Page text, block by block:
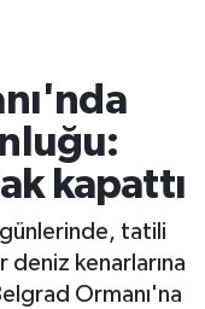
kapattı
tatili
kenarlarına
Ormanı'na